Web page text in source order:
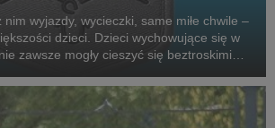
wyjazdy, wycieczki, same miłe chwile –
dzieci. Dzieci wychowujące się w
zawsze mogły cieszyć się beztroskimi
gwiazdy,...